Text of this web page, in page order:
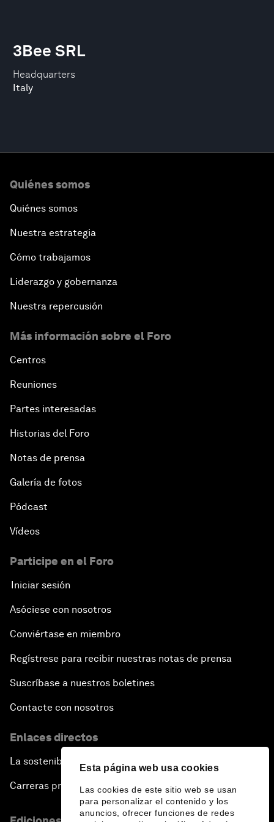
Esta página web usa cookies
Las cookies de este sitio web se usan
para personalizar el contenido y los
anuncios, ofrecer funciones de redes
Headquarters
Italy
3Bee SRL
Quiénes somos
Quiénes somos
Nuestra estrategia
Cómo trabajamos
Liderazgo y gobernanza
Nuestra repercusión
Más información sobre el Foro
Centros
Reuniones
Partes interesadas
Historias del Foro
Notas de prensa
Galería de fotos
Pódcast
Vídeos
Participe en el Foro
Iniciar sesión
Asóciese con nosotros
Conviértase en miembro
Regístrese para recibir nuestras notas de prensa
Suscríbase a nuestros boletines
Contacte con nosotros
Enlaces directos
La sostenibilidad en el Foro
Carreras profesionales